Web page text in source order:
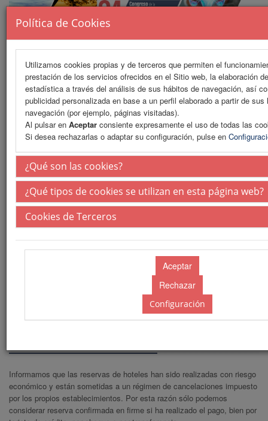
Política de Cookies
Utilizamos cookies propias y de terceros que permiten el
prestación de los servicios ofrecidos en el Sitio web, la elaboración
estadística a través del análisis de sus hábitos de navegación, así
publicidad personalizada en base a un perfil elaborado a partir de sus
navegación (por ejemplo, páginas visitadas).
Al pulsar en Aceptar consiente expresamente el uso de todas las
Si desea rechazarlas o adaptar su configuración, pulse en
¿Qué son las cookies?
¿Qué tipos de cookies se utilizan en esta página web?
Cookies de Terceros
Configuración
MENU
Información de reservas
Reserva online
Boletín reservas (PDF)
Web Patrocinada
Informamos que las reservas de hoteles han sido realizadas con riesgo
económico y están sometidas a un régimen de cancelaciones impuesto
por los propios establecimientos. Por esta razón sólo podemos
considerar reserva confirmada en firme si ha realizado el pago, bien por